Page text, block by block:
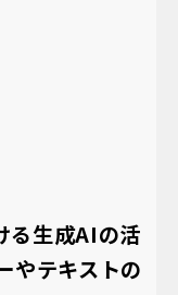
る生成AIの活
やテキストの